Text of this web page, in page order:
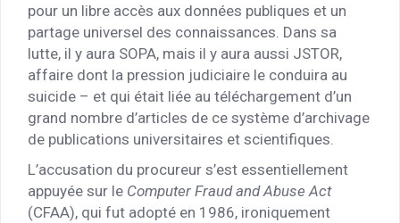
pour un libre accès aux données publiques et un
partage universel des connaissances. Dans sa
lutte, il y aura SOPA, mais il y aura aussi JSTOR,
affaire dont la pression judiciaire le conduira au
suicide – et qui était liée au téléchargement d’un
grand nombre d’articles de ce système d’archivage
de publications universitaires et scientifiques.
L’accusation du procureur s’est essentiellement
appuyée sur le Computer Fraud and Abuse Act
(CFAA), qui fut adopté en 1986, ironiquement